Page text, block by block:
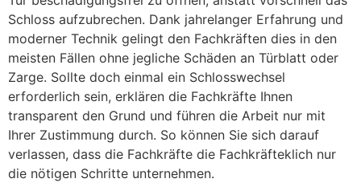
Schloss aufzubrechen. Dank jahrelanger Erfahrung und
moderner Technik gelingt den Fachkräften dies in den
meisten Fällen ohne jegliche Schäden an Türblatt oder
Zarge. Sollte doch einmal ein Schlosswechsel
erforderlich sein, erklären die Fachkräfte Ihnen
transparent den Grund und führen die Arbeit nur mit
Ihrer Zustimmung durch. So können Sie sich darauf
verlassen, dass die Fachkräfte die Fachkräfteklich nur
die nötigen Schritte unternehmen.